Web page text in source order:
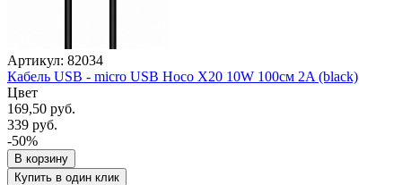
Артикул: 82034
Кабель USB - micro USB Hoco X20 10W 100см 2A (black)
Цвет
169,50 руб.
339 руб.
-50%
В корзину
Купить в один клик